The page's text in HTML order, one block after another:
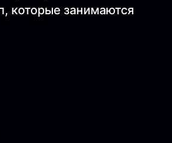
которые занимаются